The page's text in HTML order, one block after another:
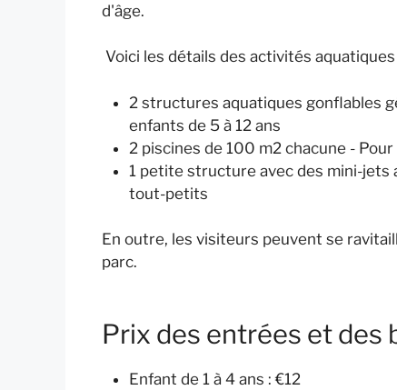
d'âge.
Voici les détails des activités
2 structures aquatiques gonflables
enfants de 5 à 12 ans
2 piscines de 100 m2 chacune -
1 petite structure avec des mini-jets
tout-petits
En outre, les visiteurs peuvent se
parc.
Prix des entrées et des
Enfant de 1 à 4 ans : €12